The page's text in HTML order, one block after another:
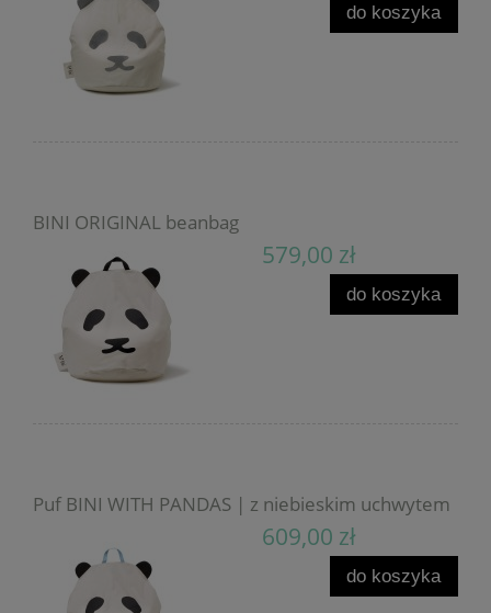
do koszyka
BINI ORIGINAL beanbag
579,00 zł
do koszyka
Puf BINI WITH PANDAS | z niebieskim uchwytem
609,00 zł
do koszyka